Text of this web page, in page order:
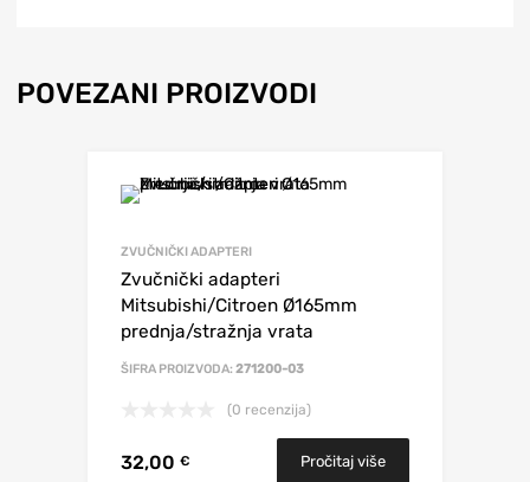
POVEZANI PROIZVODI
ZVUČNIČKI ADAPTERI
Zvučnički adapteri
Mitsubishi/Citroen Ø165mm
prednja/stražnja vrata
ŠIFRA PROIZVODA: 271200-03
(0 recenzija)
32,00 € Pročitaj više